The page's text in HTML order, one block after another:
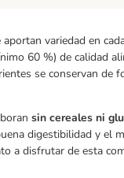
variedad en
60 %) de calidad
se conservan
sin cereales ni
digestibilidad y el
a disfrutar de esta